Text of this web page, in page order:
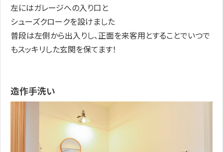
左にはガレージへの入り口と
シューズクロークを設けました
普段は左側から出入りし、正面を来客用とすることでいつで
もスッキリした玄関を保てます！
造作手洗い